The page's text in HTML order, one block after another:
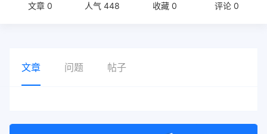
文章 0 人气 448 收藏 0 评论 0
文章 问题 帖子